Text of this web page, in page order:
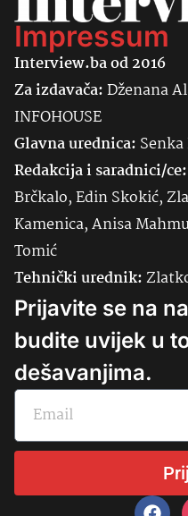
Impressum
Interview.ba od 2016
Za izdavača:Dženana
INFOHOUSE
Glavna urednica: Senka
Redakcija i saradnici/ce:
Brčkalo, Edin Skokić,
Kamenica, Anisa
Tomić
Tehnički urednik:
Prijavite se na
budite uvijek u
dešavanjima.